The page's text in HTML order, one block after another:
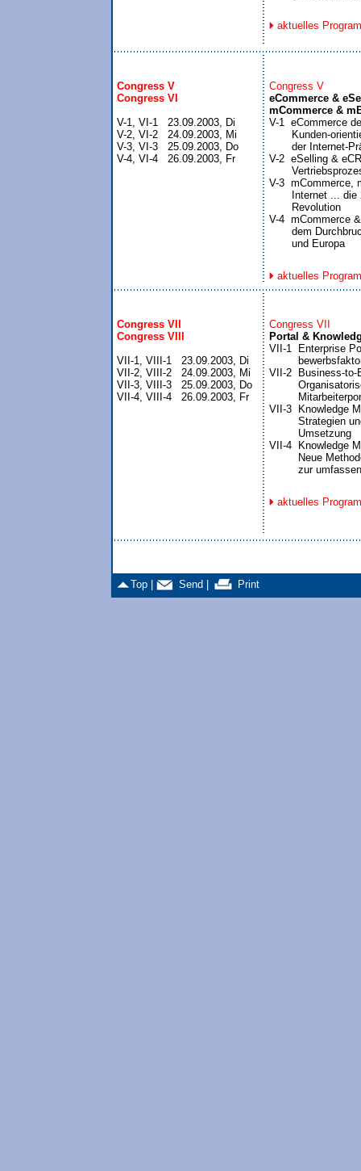
aktuelles
Congress V
Congress VI
V-1, VI-1   23.09.2003, Di
V-2, VI-2   24.09.2003, Mi
V-3, VI-3   25.09.2003, Do
V-4, VI-4   26.09.2003, Fr
eCommerce &
mCommerce &
V-1  eCommerce
Kunden-
der Internet-
V-2  eSelling &
V-3  mCommerce,
Internet ...
       Revolution
V-4  mCommerce
dem
       und Europa
aktuelles
Congress VII
Congress VIII
VII-1, VIII-1   23.09.2003, Di
VII-2, VIII-2   24.09.2003, Mi
VII-3, VIII-3   25.09.2003, Do
VII-4, VIII-4   26.09.2003, Fr
Portal &
VII-1  Enterprise
VII-2  Business-to-
VII-3  Knowledge
Strategien
         Umsetzung
VII-4  Knowledge
Neue
zur
aktuelles
Top | Send | Print